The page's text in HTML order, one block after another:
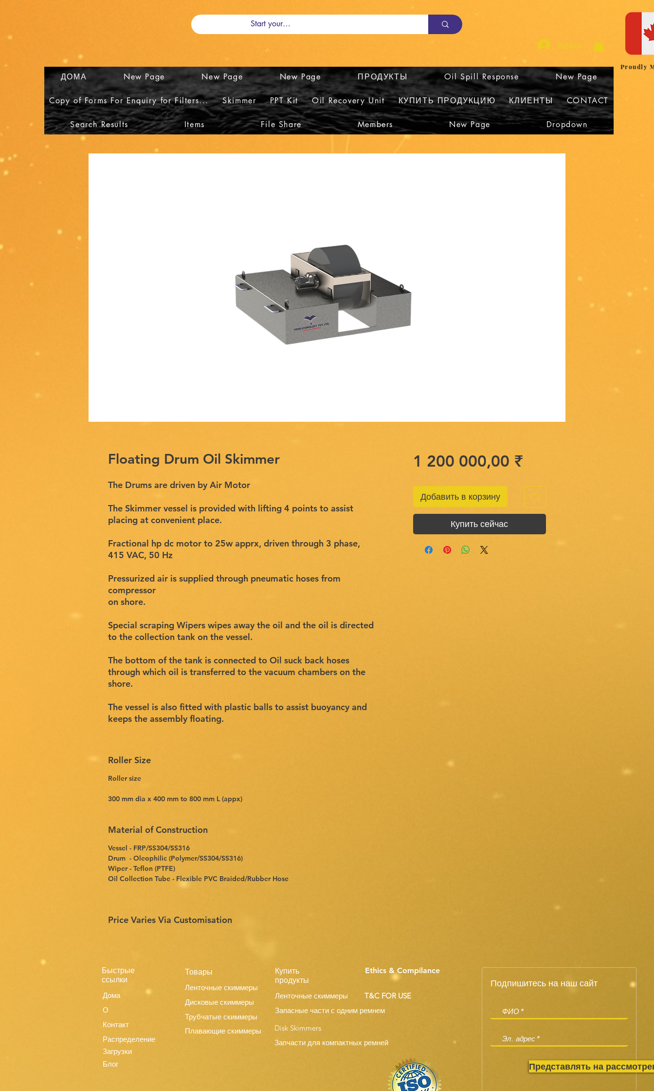
Войти
ДОМА New Page New Page New Page ПРОДУКТЫ Oil Spill Response New Page
Copy of Forms For Enquiry for Filters... Skimmer PPT Kit Oil Recovery Unit КУПИТЬ ПРОДУКЦИЮ КЛИЕНТЫ CONTACT
Search Results Items File Share Members New Page Dropdown
Proudly
Floating Drum Oil Skimmer
The Drums are driven by Air Motor
The Skimmer vessel is provided with lifting 4 points to assist
placing at convenient place.
Fractional hp dc motor to 25w apprx, driven through 3 phase,
415 VAC, 50 Hz
Pressurized air is supplied through pneumatic hoses from
compressor
on shore.
Special scraping Wipers wipes away the oil and the oil is directed
to the collection tank on the vessel.
The bottom of the tank is connected to Oil suck back hoses
through which oil is transferred to the vacuum chambers on the
shore.
The vessel is also fitted with plastic balls to assist buoyancy and
keeps the assembly floating.
Roller Size
Roller size
300 mm dia x 400 mm to 800 mm L (appx)
Material of Construction
Vessel - FRP/SS304/SS316
Drum - Oleophilic (Polymer/SS304/SS316)
Wiper - Teflon (PTFE)
Oil Collection Tube - Flexible PVC Braided/Rubber Hose
Price Varies Via Customisation
1 200 000,00 ₹Цена
Добавить в корзину
Купить сейчас
Быстрые
ссылки
Дома
О
Контакт
Распределение
Загрузки
Блог
Товары
Ленточные скиммеры
Дисковые скиммеры
Трубчатые скиммеры
Плавающие скиммеры
Купить
продукты
Ленточные скиммеры
Ethics & Compilance
T&C FOR USE
Запасные части с одним ремнем
Disk Skimmers
Запчасти для компактных ремней
Подпишитесь на наш сайт
Представлять на